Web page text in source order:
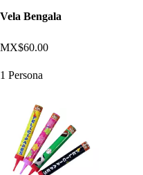
Vela Bengala
MX$60.00
1 Persona